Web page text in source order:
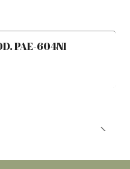
PAE-604NI